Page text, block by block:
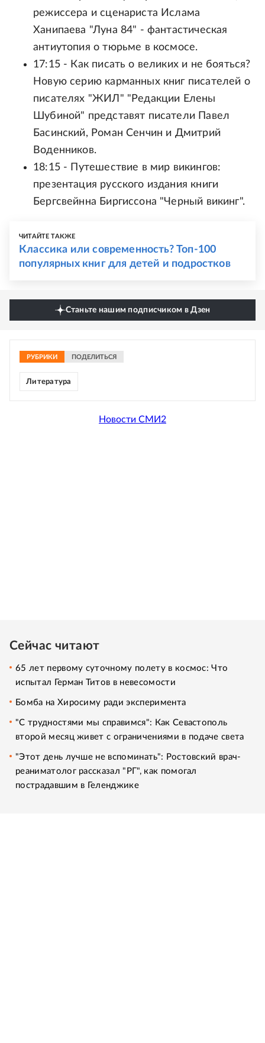
режиссера и сценариста Ислама
Ханипаева "Луна 84" - фантастическая
антиутопия о тюрьме в космосе.
17:15 - Как писать о великих и не бояться?
Новую серию карманных книг писателей о
писателях "ЖИЛ" "Редакции Елены
Шубиной" представят писатели Павел
Басинский, Роман Сенчин и Дмитрий
Воденников.
18:15 - Путешествие в мир викингов:
презентация русского издания книги
Бергсвейнна Биргиссона "Черный викинг".
ЧИТАЙТЕ ТАКЖЕ
Классика или современность? Топ-100
популярных книг для детей и подростков
Станьте нашим подписчиком в Дзен
РУБРИКИ ПОДЕЛИТЬСЯ
Литература
Новости СМИ2
Сейчас читают
65 лет первому суточному полету в космос: Что
испытал Герман Титов в невесомости
Бомба на Хиросиму ради эксперимента
"С трудностями мы справимся": Как Севастополь
второй месяц живет с ограничениями в подаче света
"Этот день лучше не вспоминать": Ростовский врач-
реаниматолог рассказал "РГ", как помогал
пострадавшим в Геленджике